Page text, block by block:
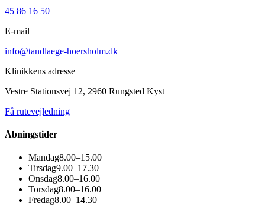
45 86 16 50
E-mail
info@tandlaege-hoersholm.dk
Klinikkens adresse
Vestre Stationsvej 12, 2960 Rungsted Kyst
Få rutevejledning
Åbningstider
Mandag8.00–15.00
Tirsdag9.00–17.30
Onsdag8.00–16.00
Torsdag8.00–16.00
Fredag8.00–14.30